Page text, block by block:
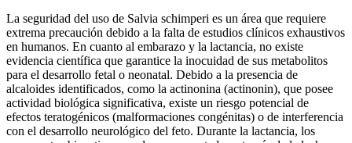
La seguridad del uso de Salvia schimperi es un área que requiere
extrema precaución debido a la falta de estudios clínicos exhaustivos
en humanos. En cuanto al embarazo y la lactancia, no existe
evidencia científica que garantice la inocuidad de sus metabolitos
para el desarrollo fetal o neonatal. Debido a la presencia de
alcaloides identificados, como la actinonina (actinonin), que posee
actividad biológica significativa, existe un riesgo potencial de
efectos teratogénicos (malformaciones congénitas) o de interferencia
con el desarrollo neurológico del feto. Durante la lactancia, los